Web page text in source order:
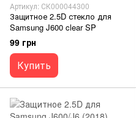
Артикул: СК000044300
Защитное 2.5D стекло для
Samsung J600 clear SP
99 грн
Купить